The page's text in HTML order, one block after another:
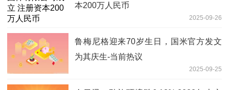
本200万人民币
2025-09-26
鲁梅尼格迎来70岁生日，国米官方发文
为其庆生-当前热议
2025-09-25